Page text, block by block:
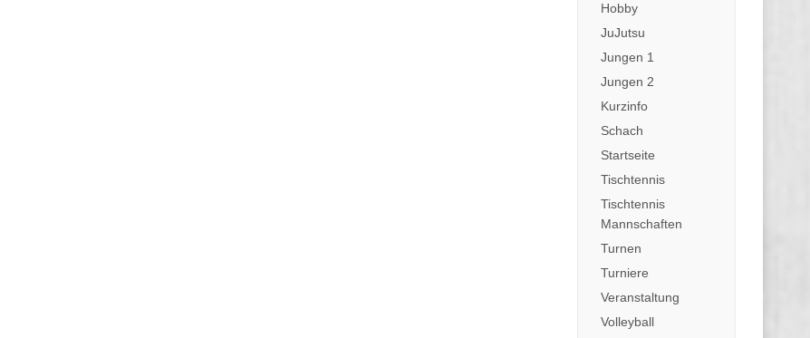
Hobby
JuJutsu
Jungen 1
Jungen 2
Kurzinfo
Schach
Startseite
Tischtennis
Tischtennis
Mannschaften
Turnen
Turniere
Veranstaltung
Volleyball